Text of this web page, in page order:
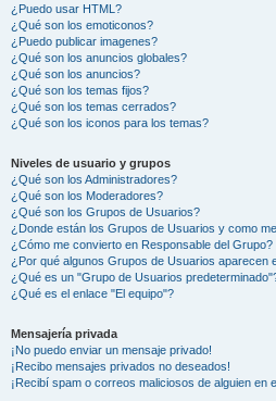
¿Puedo usar HTML?
¿Qué son los emoticonos?
¿Puedo publicar imagenes?
¿Qué son los anuncios globales?
¿Qué son los anuncios?
¿Qué son los temas fijos?
¿Qué son los temas cerrados?
¿Qué son los iconos para los temas?
Niveles de usuario y grupos
¿Qué son los Administradores?
¿Qué son los Moderadores?
¿Qué son los Grupos de Usuarios?
¿Donde están los Grupos de Usuarios y como
¿Cómo me convierto en Responsable del Grupo?
¿Por qué algunos Grupos de Usuarios aparecen
¿Qué es un "Grupo de Usuarios
¿Qué es el enlace "El equipo"?
Mensajería privada
¡No puedo enviar un mensaje privado!
¡Recibo mensajes privados no deseados!
¡Recibí spam o correos maliciosos de alguien en